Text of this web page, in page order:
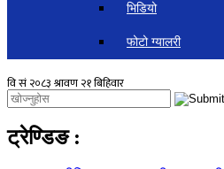
भिडियो
फोटो ग्यालरी
ट्रेण्डिङ :